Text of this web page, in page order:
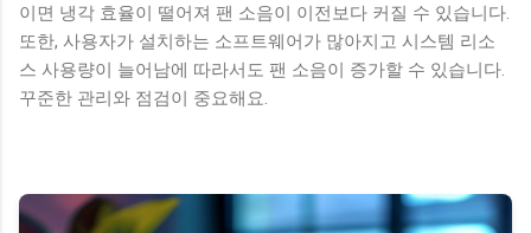
이면 냉각 효율이 떨어져 팬 소음이 이전보다 커질 수 있습니다.
또한, 사용자가 설치하는 소프트웨어가 많아지고 시스템 리소
스 사용량이 늘어남에 따라서도 팬 소음이 증가할 수 있습니다.
꾸준한 관리와 점검이 중요해요.